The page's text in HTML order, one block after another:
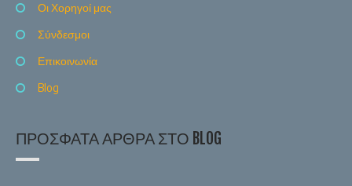
Οι Χορηγοί μας
Σύνδεσμοι
Επικοινωνία
Blog
ΠΡΌΣΦΑΤΑ ΆΡΘΡΑ ΣΤΟ BLOG